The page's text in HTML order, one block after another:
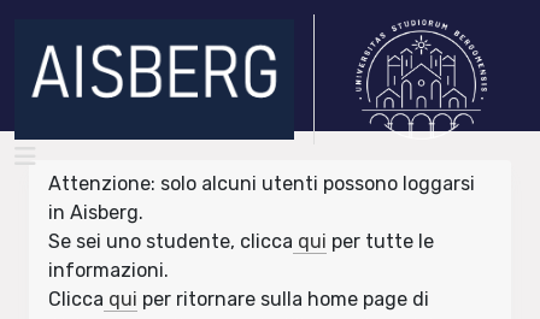
Attenzione: solo alcuni utenti possono loggarsi
in Aisberg.
Se sei uno studente, clicca qui per tutte le
informazioni.
Clicca qui per ritornare sulla home page di